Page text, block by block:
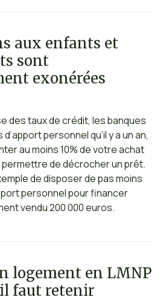
aux enfants et
sont
exonérées
des taux de crédit, les banques
personnel qu’il y a un an,
au moins 10% de votre achat
permettre de décrocher un prêt.
de disposer de pas moins
personnel pour financer
vendu 200 000 euros.
logement en LMNP
faut retenir